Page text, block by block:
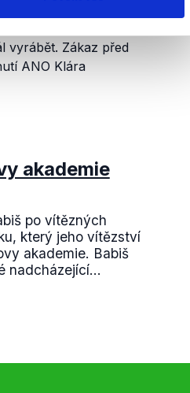
vyrábět. Zákaz před
ANO Klára
akademie
po vítězných
který jeho vítězství
akademie. Babiš
nadcházející...